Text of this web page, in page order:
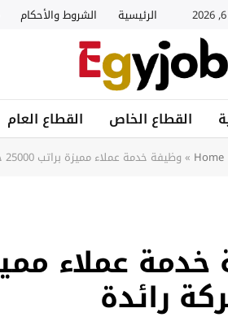
الرئيسية الشروط والأحكام
القطاع الخاص القطاع العام
Home
» وظيفة خدمة عملاء مميزة براتب 25000 جنيه في شركة رائدة
رائدة